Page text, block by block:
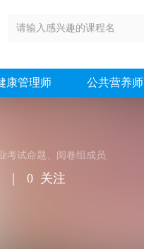
康管理师 公共营养师
考试命题、阅卷组成员
0 关注